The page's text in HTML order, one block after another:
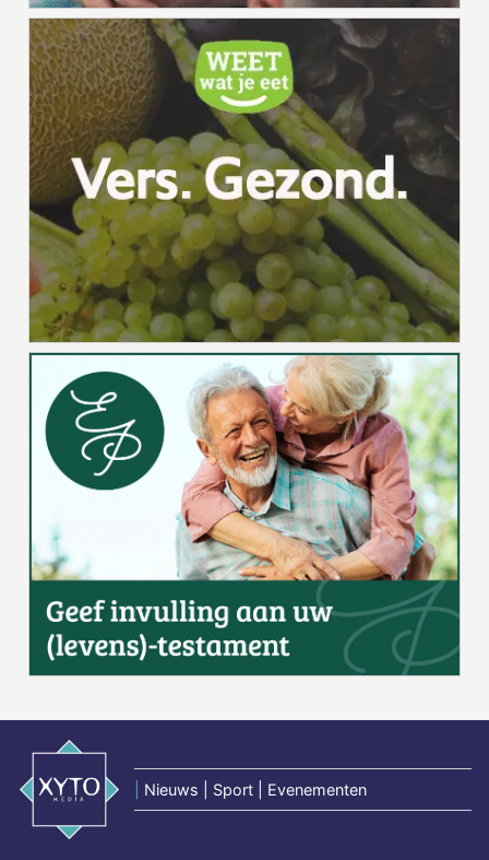
Nieuws | Sport | Evenementen